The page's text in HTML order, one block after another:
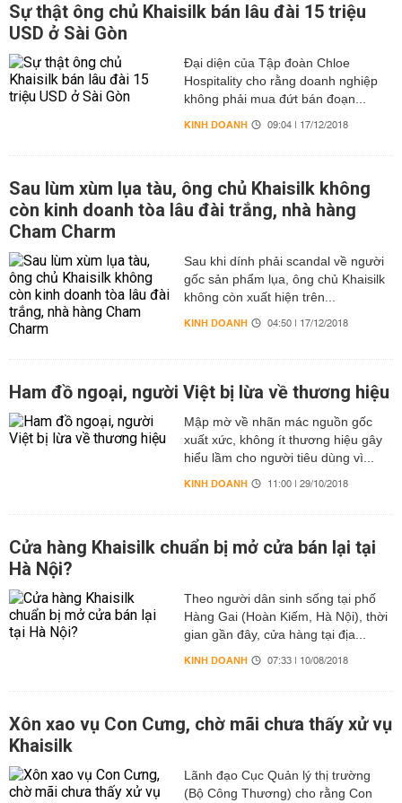
Sự thật ông chủ Khaisilk bán lâu đài 15 triệu
USD ở Sài Gòn
Đại diện của Tập đoàn Chloe
Hospitality cho rằng doanh nghiệp
không phải mua đứt bán đoạn...
KINH DOANH 09:04 | 17/12/2018
Sau lùm xùm lụa tàu, ông chủ Khaisilk không
còn kinh doanh tòa lâu đài trắng, nhà hàng
Cham Charm
Sau khi dính phải scandal về người
gốc sản phẩm lụa, ông chủ Khaisilk
không còn xuất hiện trên...
KINH DOANH 04:50 | 17/12/2018
Ham đồ ngoại, người Việt bị lừa về thương hiệu
Mập mờ về nhãn mác nguồn gốc
xuất xức, không ít thương hiệu gây
hiểu lầm cho người tiêu dùng vì...
KINH DOANH 11:00 | 29/10/2018
Cửa hàng Khaisilk chuẩn bị mở cửa bán lại tại
Hà Nội?
Theo người dân sinh sống tại phố
Hàng Gai (Hoàn Kiếm, Hà Nội), thời
gian gần đây, cửa hàng tại địa...
KINH DOANH 07:33 | 10/08/2018
Xôn xao vụ Con Cưng, chờ mãi chưa thấy xử vụ
Khaisilk
Lãnh đạo Cục Quản lý thị trường
(Bộ Công Thương) cho rằng Con